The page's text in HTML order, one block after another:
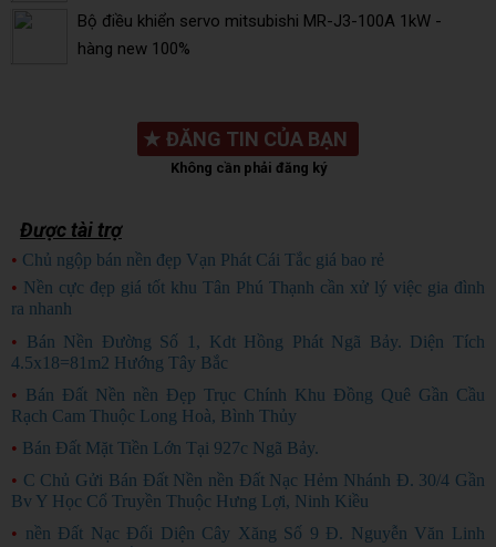
Bộ điều khiển servo mitsubishi MR-J3-100A 1kW -
hàng new 100%
★ ĐĂNG TIN CỦA BẠN
Không cần phải đăng ký
Được tài trợ
• Chủ ngộp bán nền đẹp Vạn Phát Cái Tắc giá bao rẻ
• Nền cực đẹp giá tốt khu Tân Phú Thạnh cần xử lý việc gia đình
ra nhanh
• Bán Nền Đường Số 1, Kdt Hồng Phát Ngã Bảy. Diện Tích
4.5x18=81m2 Hướng Tây Bắc
• Bán Đất Nền nền Đẹp Trục Chính Khu Đồng Quê Gần Cầu
Rạch Cam Thuộc Long Hoà, Bình Thủy
• Bán Đất Mặt Tiền Lớn Tại 927c Ngã Bảy.
• C Chủ Gửi Bán Đất Nền nền Đất Nạc Hẻm Nhánh Đ. 30/4 Gần
Bv Y Học Cổ Truyền Thuộc Hưng Lợi, Ninh Kiều
• nền Đất Nạc Đối Diện Cây Xăng Số 9 Đ. Nguyễn Văn Linh